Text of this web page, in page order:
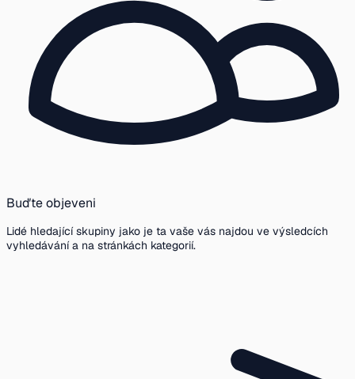
Buďte objeveni
Lidé hledající skupiny jako je ta vaše vás najdou ve výsledcích
vyhledávání a na stránkách kategorií.